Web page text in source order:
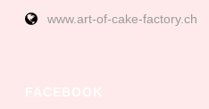
www.art-of-cake-factory.ch